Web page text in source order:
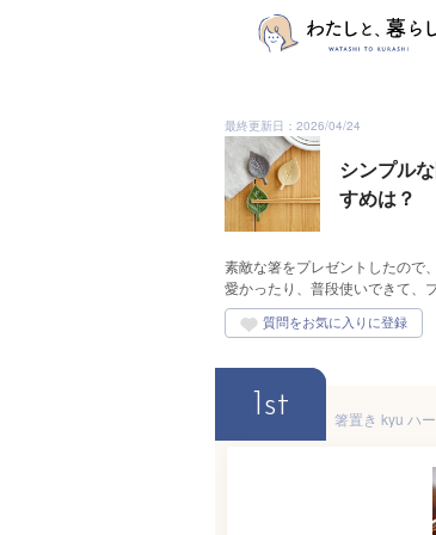
最終更新日：2026/04/24
シンプル
すめは？
素敵な箸をプレゼントしたので
愛かったり、普段使いできて、
1st